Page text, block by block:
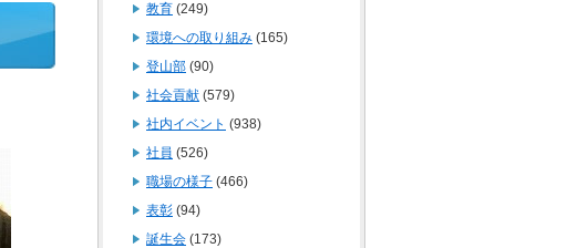
教育 (249)
環境への取り組み (165)
登山部 (90)
社会貢献 (579)
社内イベント (938)
社員 (526)
職場の様子 (466)
表彰 (94)
誕生会 (173)